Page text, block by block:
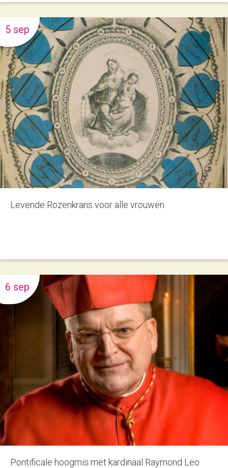
Levende Rozenkrans voor alle vrouwen
5 sep
Pontificale hoogmis met kardinaal Raymond Leo
6 sep